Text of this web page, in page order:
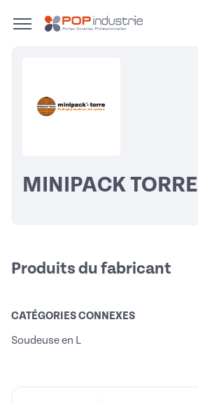
MINIPACK TORRE
Produits du fabricant
CATÉGORIES CONNEXES
Soudeuse en L